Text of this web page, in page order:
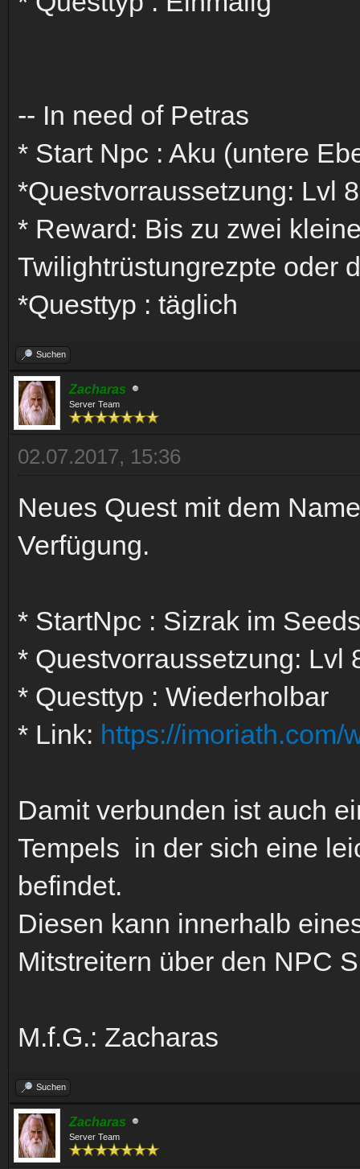
-- In need of Petras
* Start Npc : Aku (untere
*Questvorraussetzung: Lvl
* Reward: Bis zu zwei
Twilightrüstungrezpte oder
*Questtyp : täglich
Suchen
Zacharas
Server Team
02.07.2017, 15:36
Neues Quest mit dem
Verfügung.
* StartNpc : Sizrak im
* Questvorraussetzung: Lvl
* Questtyp : Wiederholbar
* Link: https://imoriath.com/
Damit verbunden ist auch
Tempels in der sich eine
befindet.
Diesen kann innerhalb
Mitstreitern über den NPC
M.f.G.: Zacharas
Suchen
Zacharas
Server Team